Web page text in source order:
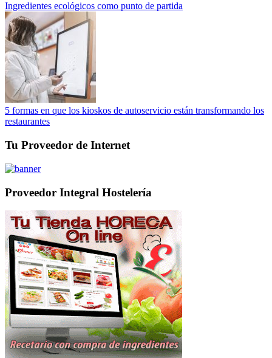
Ingredientes ecológicos como punto de partida
5 formas en que los kioskos de autoservicio están transformando los
restaurantes
Tu Proveedor de Internet
Proveedor Integral Hostelería